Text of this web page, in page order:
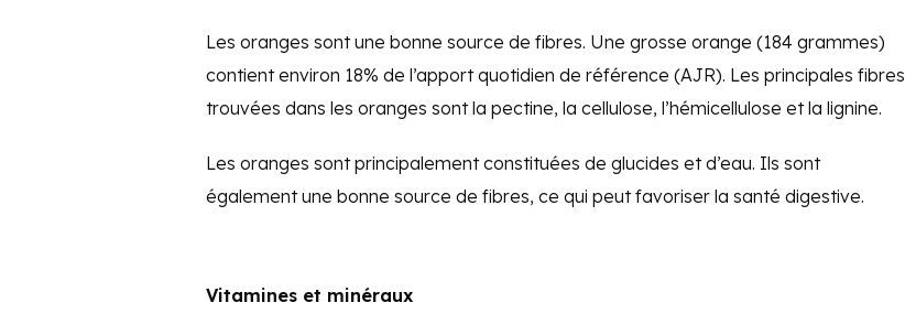
Les oranges sont une bonne source de fibres. Une grosse orange (184 grammes)
contient environ 18% de l’apport quotidien de référence (AJR). Les principales fibres
trouvées dans les oranges sont la pectine, la cellulose, l’hémicellulose et la lignine.
Les oranges sont principalement constituées de glucides et d’eau. Ils sont
également une bonne source de fibres, ce qui peut favoriser la santé digestive.
Vitamines et minéraux